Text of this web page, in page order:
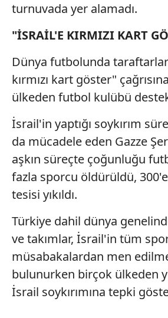
turnuvada yer alamadı.
"İSRAİL'E KIRMIZI KART
Dünya futbolunda
kırmızı kart göster"
ülkeden futbol kulübü
İsrail'in yaptığı soykırım
da mücadele eden Gazze
aşkın süreçte çoğunluğu
fazla sporcu öldürüldü,
tesisi yıkıldı.
Türkiye dahil dünya
ve takımlar, İsrail'in tüm
müsabakalardan men
bulunurken birçok ülkeden
İsrail soykırımına tepki